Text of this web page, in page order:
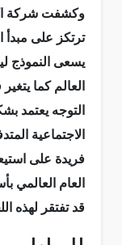
وكشفت شركة
ترتكز على مبدأ
يسعى النموذج
العالم كما
التوجه يعتمد
الاجتماعية
فريدة على
العام العالمي
قد تفتقر لهذه